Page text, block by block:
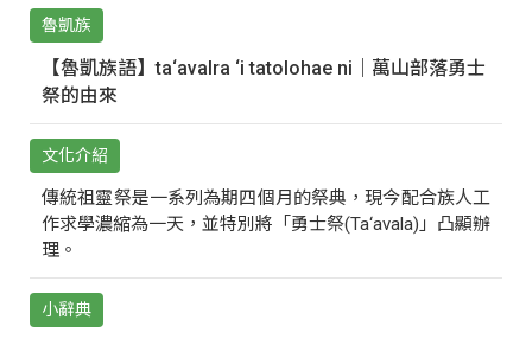
魯凱族
【魯凱族語】ta‘avalra ‘i tatolohae ni｜萬山部落勇士
祭的由來
文化介紹
傳統祖靈祭是一系列為期四個月的祭典，現今配合族人工
作求學濃縮為一天，並特別將「勇士祭(Ta‘avala)」凸顯辦
理。
小辭典